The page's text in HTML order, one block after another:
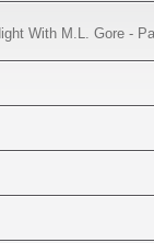
With M.L. Gore -